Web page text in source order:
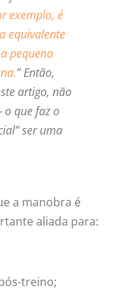
exemplo, é
equivalente
pequena
” Então,
artigo, não
o que faz o
ser uma
a manobra é
aliada para:
treino;